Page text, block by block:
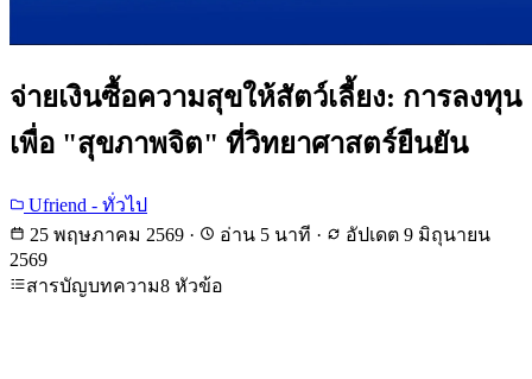
จ่ายเงินซื้อความสุขให้สัตว์เลี้ยง: การลงทุน
เพื่อ "สุขภาพจิต" ที่วิทยาศาสตร์ยืนยัน
Ufriend - ทั่วไป
25 พฤษภาคม 2569 · อ่าน 5 นาที · อัปเดต 9 มิถุนายน
2569
สารบัญบทความ8 หัวข้อ